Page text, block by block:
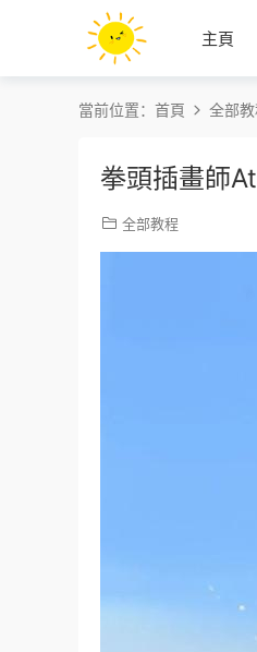
主頁
當前位置： 首頁 全部教
拳頭插畫師
全部教程